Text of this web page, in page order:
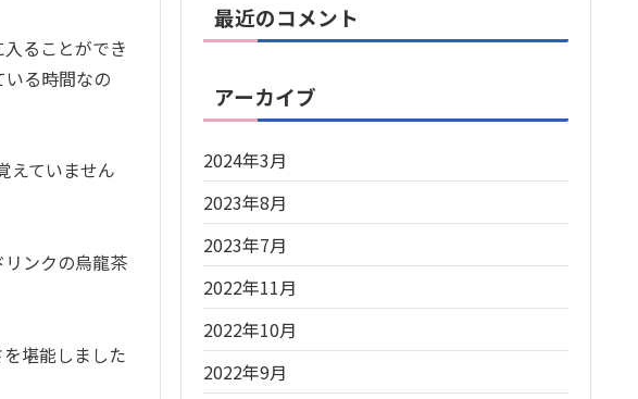
ることができ
る時間なの
えていません
ンクの烏龍茶
堪能しました
最近のコメント
アーカイブ
2024年3月
2023年8月
2023年7月
2022年11月
2022年10月
2022年9月